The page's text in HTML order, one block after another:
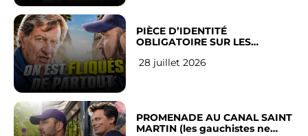
PIÈCE D’IDENTITÉ
OBLIGATOIRE SUR LES
Français
28 juillet 2026
PROMENADE AU CANAL SAINT
MARTIN (les gauchistes ne